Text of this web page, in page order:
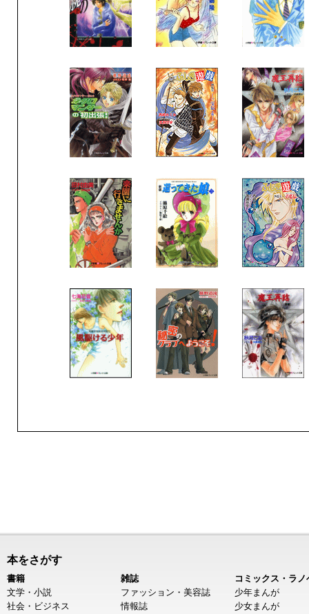
本をさがす
書籍
文学・小説
社会・ビジネス
雑誌
ファッション・美容誌
情報誌
コミックス・ラノ
少年まんが
少女まんが